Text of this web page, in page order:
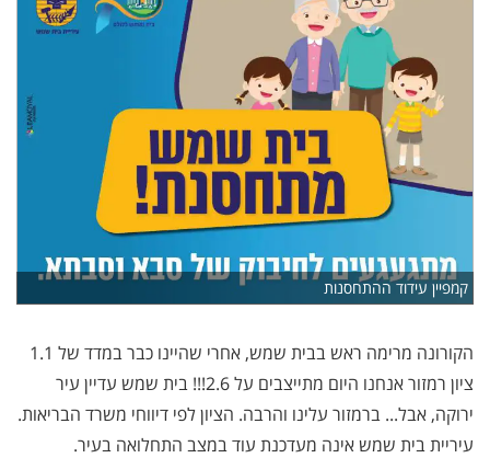
קמפיין עידוד ההתחסנות
הקורונה מרימה ראש בבית שמש, אחרי שהיינו כבר במדד של 1.1
ציון רמזור אנחנו היום מתייצבים על 2.6!!! בית שמש עדיין עיר
ירוקה, אבל... ברמזור עלינו והרבה. הציון לפי דיווחי משרד הבריאות.
עיריית בית שמש אינה מעדכנת עוד במצב התחלואה בעיר.